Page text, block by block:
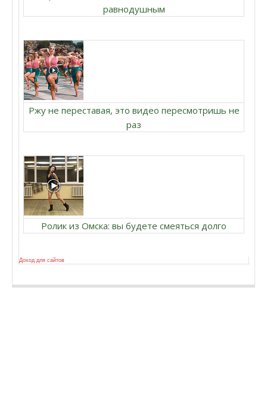
равнодушным
Ржу не переставая, это видео пересмотришь не
раз
Ролик из Омска: вы будете смеяться долго
Доход для сайтов